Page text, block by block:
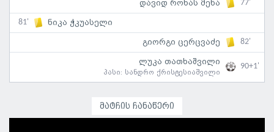
დავიდ როხას მენა 77'
81' ნიკა ჭკუასელი
გიორგი ცერცვაძე 82'
ლუკა თათხაშვილი
პასი: სანდრო ქრისტესიაშვილი
90+1'
მატჩის ჩანაწერი